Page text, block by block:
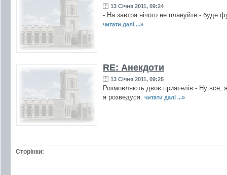
13 Січня 2011, 09:24
- На завтра нічого не плануйте - буде
читати далі ...»
RE: Анекдоти
13 Січня 2011, 09:25
Розмовляють двоє приятелів.- Ну
я розведуся. читати далі ...»
Сторінки: